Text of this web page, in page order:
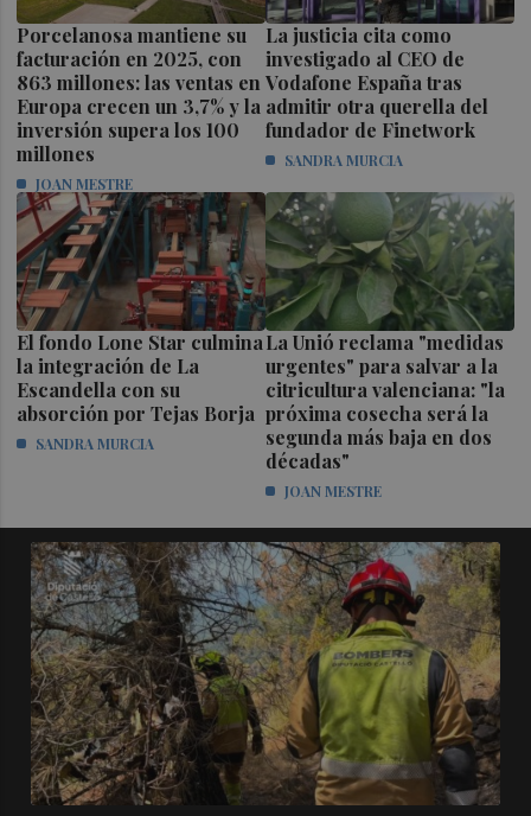
Porcelanosa mantiene su
facturación en 2025, con
863 millones: las ventas en
Europa crecen un 3,7% y la
inversión supera los 100
millones
JOAN MESTRE
La justicia cita como
investigado al CEO de
Vodafone España tras
admitir otra querella del
fundador de Finetwork
SANDRA MURCIA
El fondo Lone Star culmina
la integración de La
Escandella con su
absorción por Tejas Borja
SANDRA MURCIA
La Unió reclama "medidas
urgentes" para salvar a la
citricultura valenciana: "la
próxima cosecha será la
segunda más baja en dos
décadas"
JOAN MESTRE